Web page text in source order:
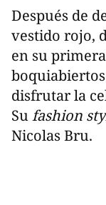
Después de
vestido rojo,
en su
disfrutar la
Sufashion
Nicolas Bru.